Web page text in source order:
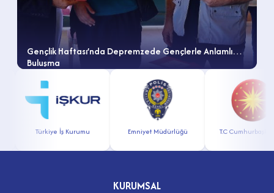
Gençlik Haftası’nda Depremzede Gençlerle Anlamlı
Buluşma
Türkiye İş Kurumu Emniyet Müdürlüğü T.C
KURUMSAL